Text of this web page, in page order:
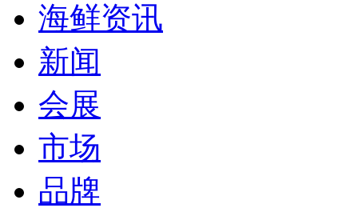
海鲜资讯
新闻
会展
市场
品牌